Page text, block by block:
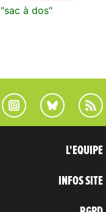
à dos"
L'EQUIPE
INFOS SITE